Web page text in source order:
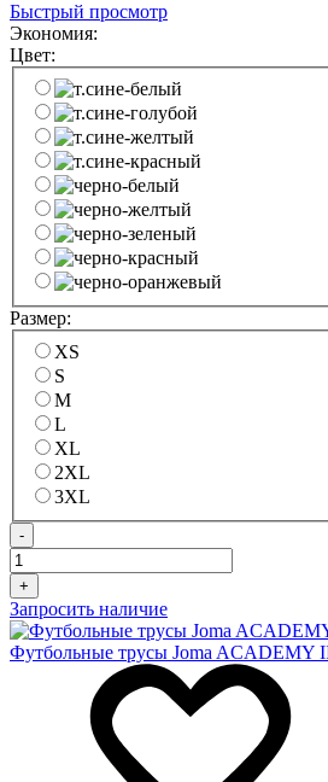
Быстрый просмотр
Экономия:
Цвет:
Размер:
XS
S
M
L
XL
2XL
3XL
-
+
Запросить наличие
Футбольные трусы Joma ACADEMY